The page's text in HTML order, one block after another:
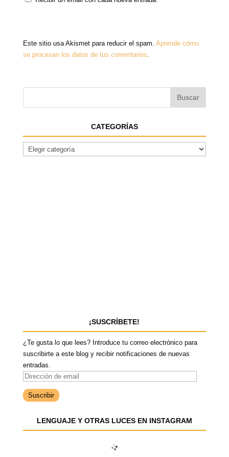
Este sitio usa Akismet para reducir el spam. Aprende cómo
se procesan los datos de tus comentarios.
CATEGORÍAS
¡SUSCRÍBETE!
¿Te gusta lo que lees? Introduce tu correo electrónico para
suscribirte a este blog y recibir notificaciones de nuevas
entradas.
D
r
c
LENGUAJE Y OTRAS LUCES EN INSTAGRAM